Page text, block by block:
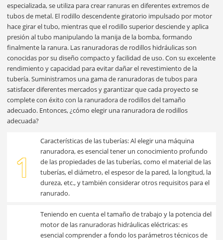
especializada, se utiliza para crear ranuras en diferentes extremos de
tubos de metal. El rodillo descendente giratorio impulsado por motor
hace girar el tubo, mientras que el rodillo superior desciende y aplica
presión al tubo manipulando la manija de la bomba, formando
finalmente la ranura. Las ranuradoras de rodillos hidráulicas son
conocidas por su diseño compacto y facilidad de uso. Con su excelente
rendimiento y capacidad para evitar dañar el revestimiento de la
tubería. Suministramos una gama de ranuradoras de tubos para
satisfacer diferentes mercados y garantizar que cada proyecto se
complete con éxito con la ranuradora de rodillos del tamaño
adecuado. Entonces, ¿cómo elegir una ranuradora de rodillos
adecuada?
1
Características de las tuberías: Al elegir una máquina
ranuradora, es esencial tener un conocimiento profundo
de las propiedades de las tuberías, como el material de las
tuberías, el diámetro, el espesor de la pared, la longitud, la
dureza, etc., y también considerar otros requisitos para el
ranurado.
Teniendo en cuenta el tamaño de trabajo y la potencia del
motor de las ranuradoras hidráulicas eléctricas: es
esencial comprender a fondo los parámetros técnicos de